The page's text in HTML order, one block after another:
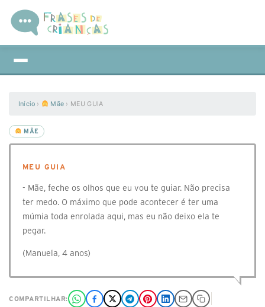
Início › Mãe › MEU GUIA
MÃE
MEU GUIA
- Mãe, feche os olhos que eu vou te guiar. Não precisa
ter medo. O máximo que pode acontecer é ter uma
múmia toda enrolada aqui, mas eu não deixo ela te
pegar.
(Manuela, 4 anos)
COMPARTILHAR: